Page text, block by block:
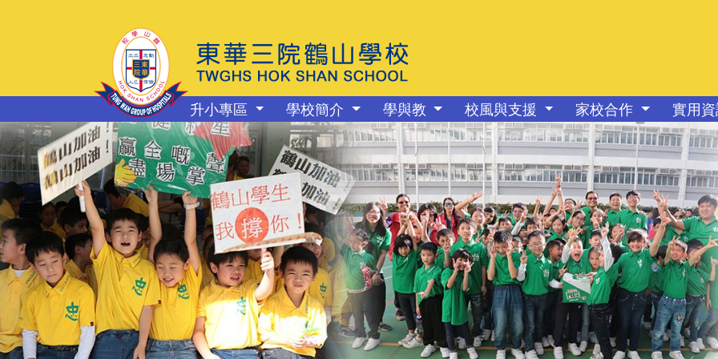
升小專區 學校簡介 學與教 校風與支援 家校合作 實用